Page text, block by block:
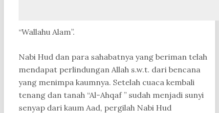
“Wallahu Alam”.
Nabi Hud dan para sahabatnya yang beriman telah
mendapat perlindungan Allah s.w.t. dari bencana
yang menimpa kaumnya. Setelah cuaca kembali
tenang dan tanah “Al-Ahqaf ” sudah menjadi sunyi
senyap dari kaum Aad, pergilah Nabi Hud